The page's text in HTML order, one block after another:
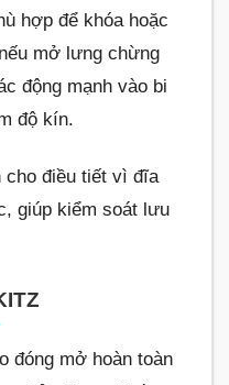
hợp để khóa hoặc
mở lưng chừng
động mạnh vào bi
độ kín.
cho điều tiết vì đĩa
giúp kiểm soát lưu
đóng mở hoàn toàn